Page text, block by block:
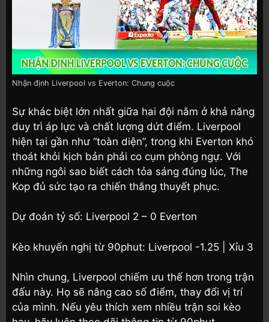
Nhận định Liverpool vs Everton: Chung cuộc
Sự khác biệt lớn nhất giữa hai đội nằm ở khả năng
duy trì áp lực và chất lượng dứt điểm. Liverpool
hiện tại gần như “toàn diện”, trong khi Everton khó
thoát khỏi kịch bản phải co cụm phòng ngự. Với
những ngôi sao biết cách tỏa sáng đúng lúc, The
Kop đủ sức tạo ra chiến thắng thuyết phục.
Dự đoán tỷ số: Liverpool 2 – 0 Everton
Kèo khuyến nghị từ 90phut: Liverpool -1.25 | Xỉu 3
Nhìn chung, Liverpool chiếm ưu thế hơn trong trận
đấu này. Họ sẽ nâng cao số điểm, thay đổi vị trí
của mình. Nếu yêu thích xem nhiều trận soi kèo